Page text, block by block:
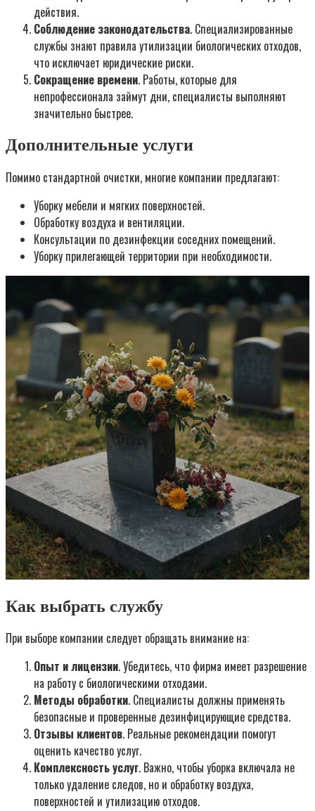
действия.
Соблюдение законодательства. Специализированные
службы знают правила утилизации биологических отходов,
что исключает юридические риски.
Сокращение времени. Работы, которые для
непрофессионала займут дни, специалисты выполняют
значительно быстрее.
Дополнительные услуги
Помимо стандартной очистки, многие компании предлагают:
Уборку мебели и мягких поверхностей.
Обработку воздуха и вентиляции.
Консультации по дезинфекции соседних помещений.
Уборку прилегающей территории при необходимости.
Как выбрать службу
При выборе компании следует обращать внимание на:
Опыт и лицензии. Убедитесь, что фирма имеет разрешение
на работу с биологическими отходами.
Методы обработки. Специалисты должны применять
безопасные и проверенные дезинфицирующие средства.
Отзывы клиентов. Реальные рекомендации помогут
оценить качество услуг.
Комплексность услуг. Важно, чтобы уборка включала не
только удаление следов, но и обработку воздуха,
поверхностей и утилизацию отходов.